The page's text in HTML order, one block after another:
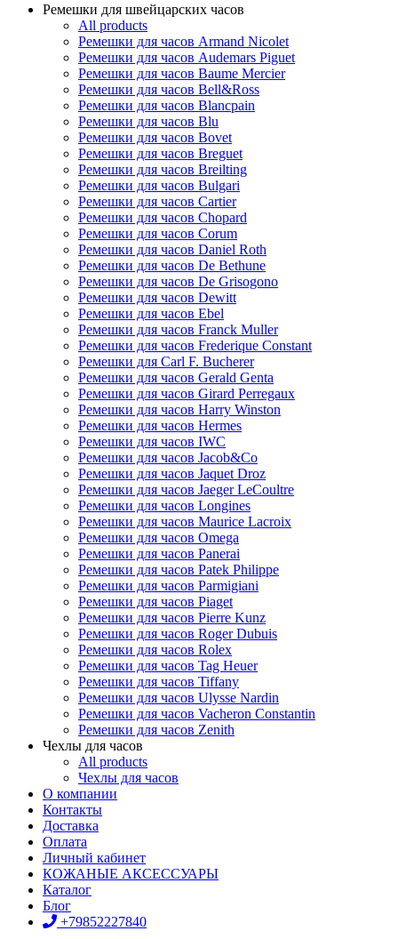
Ремешки для швейцарских часов
All products
Ремешки для часов Armand Nicolet
Ремешки для часов Audemars Piguet
Ремешки для часов Baume Mercier
Ремешки для часов Bell&Ross
Ремешки для часов Blancpain
Ремешки для часов Blu
Ремешки для часов Bovet
Ремешки для часов Breguet
Ремешки для часов Breilting
Ремешки для часов Bulgari
Ремешки для часов Cartier
Ремешки для часов Chopard
Ремешки для часов Corum
Ремешки для часов Daniel Roth
Ремешки для часов De Bethune
Ремешки для часов De Grisogono
Ремешки для часов Dewitt
Ремешки для часов Ebel
Ремешки для часов Franck Muller
Ремешки для часов Frederique Constant
Ремешки для Carl F. Bucherer
Ремешки для часов Gerald Genta
Ремешки для часов Girard Perregaux
Ремешки для часов Harry Winston
Ремешки для часов Hermes
Ремешки для часов IWC
Ремешки для часов Jacob&Co
Ремешки для часов Jaquet Droz
Ремешки для часов Jaeger LeCoultre
Ремешки для часов Longines
Ремешки для часов Maurice Lacroix
Ремешки для часов Omega
Ремешки для часов Panerai
Ремешки для часов Patek Philippe
Ремешки для часов Parmigiani
Ремешки для часов Piaget
Ремешки для часов Pierre Kunz
Ремешки для часов Roger Dubuis
Ремешки для часов Rolex
Ремешки для часов Tag Heuer
Ремешки для часов Tiffany
Ремешки для часов Ulysse Nardin
Ремешки для часов Vacheron Constantin
Ремешки для часов Zenith
Чехлы для часов
All products
Чехлы для часов
О компании
Контакты
Доставка
Оплата
Личный кабинет
КОЖАНЫЕ АКСЕССУАРЫ
Каталог
Блог
+79852227840